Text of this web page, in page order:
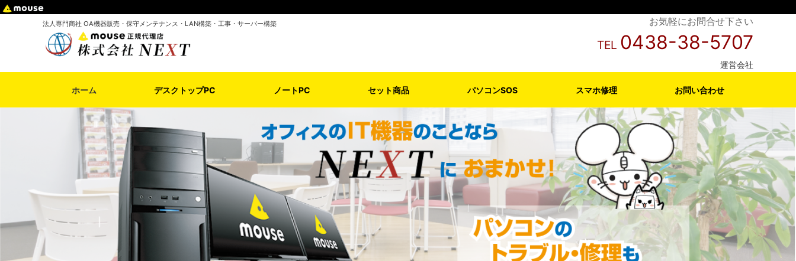
法人専門商社 OA機器販売・保守メンテナンス・LAN構築・工事・サーバー構築 お気軽にお問合せ下さい
TEL 0438-38-5707
運営会社
ホーム デスクトップPC ノートPC セット商品 パソコンSOS スマホ修理 お問い合わせ